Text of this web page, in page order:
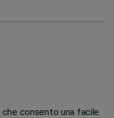
consento una facile